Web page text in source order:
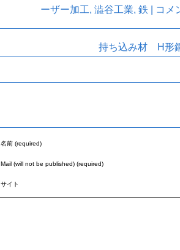
ーザー加工, 澁谷工業, 鉄 コメ
持ち込み材 H形
名前 (required)
Mail (will not be published) (required)
サイト